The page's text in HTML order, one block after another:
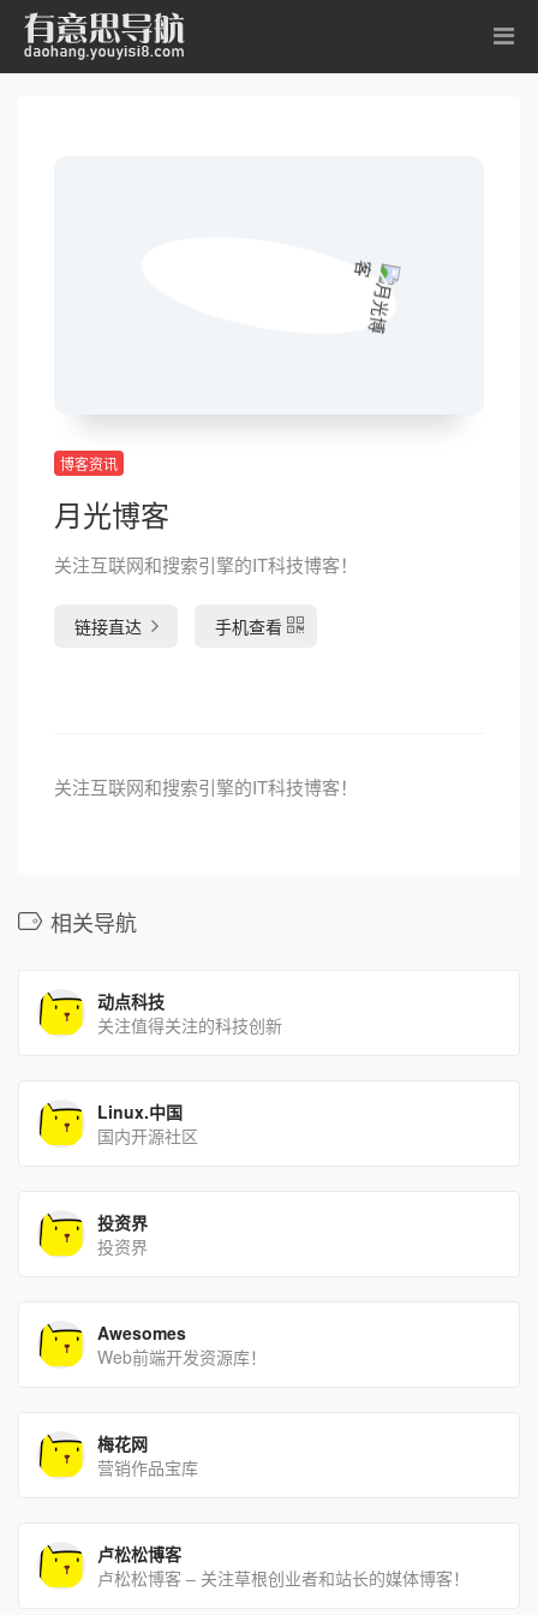
博客资讯
月光博客
关注互联网和搜索引擎的IT科技博客！
链接直达 手机查看
关注互联网和搜索引擎的IT科技博客！
相关导航
动点科技
关注值得关注的科技创新
Linux.中国
国内开源社区
投资界
投资界
Awesomes
Web前端开发资源库！
梅花网
营销作品宝库
卢松松博客
卢松松博客 – 关注草根创业者和站长的媒体博客！